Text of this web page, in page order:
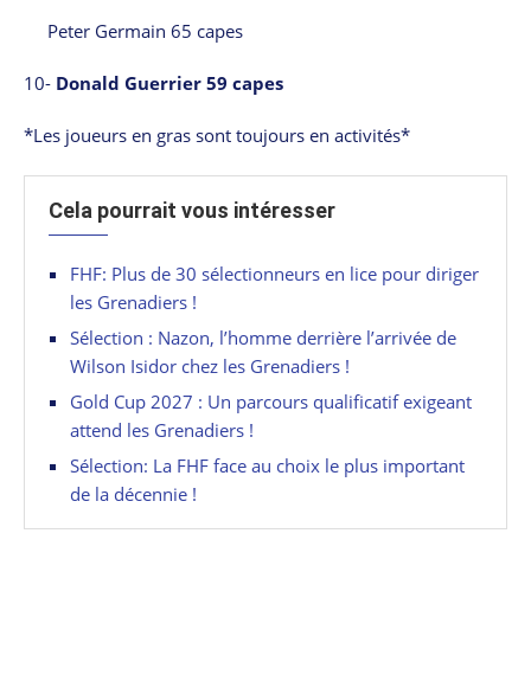
Peter Germain 65 capes
10- Donald Guerrier 59 capes
*Les joueurs en gras sont toujours en activités*
Cela pourrait vous intéresser
FHF: Plus de 30 sélectionneurs en lice pour diriger
les Grenadiers !
Sélection : Nazon, l’homme derrière l’arrivée de
Wilson Isidor chez les Grenadiers !
Gold Cup 2027 : Un parcours qualificatif exigeant
attend les Grenadiers !
Sélection: La FHF face au choix le plus important
de la décennie !